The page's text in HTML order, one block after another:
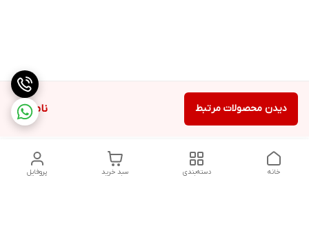
ناموجود دیدن محصولات مرتبط
پروفایل سبد خرید دسته‌بندی خانه